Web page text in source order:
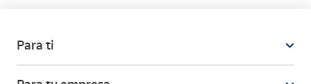
Para ti